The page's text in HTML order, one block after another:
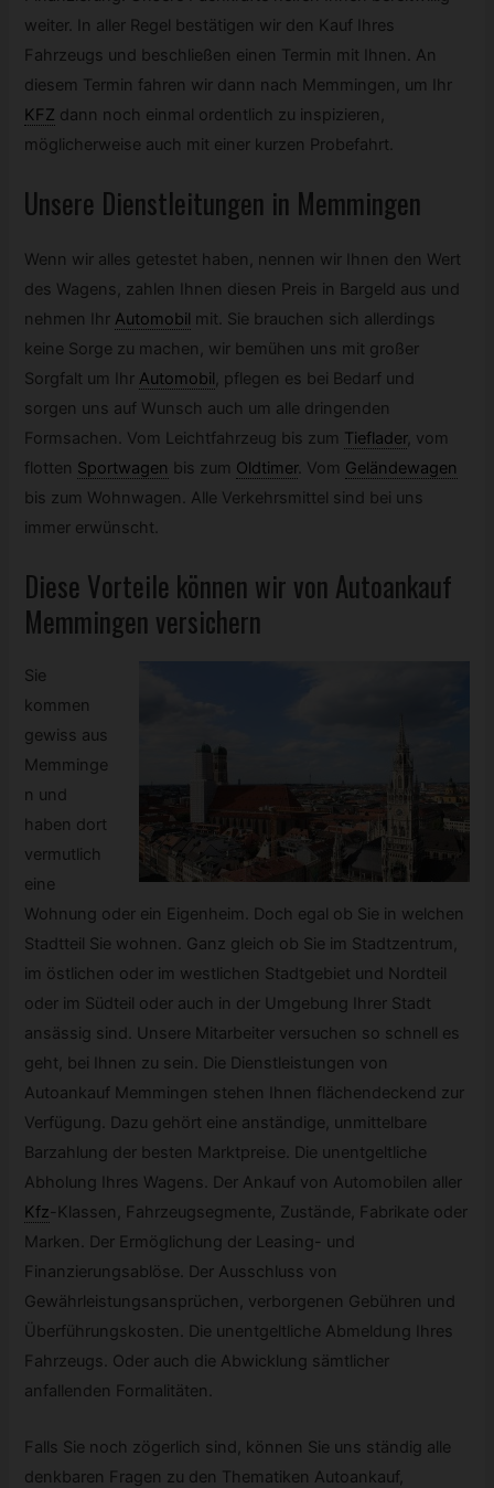
weiter. In aller Regel bestätigen wir den Kauf Ihres
Fahrzeugs und beschließen einen Termin mit Ihnen. An
diesem Termin fahren wir dann nach Memmingen, um Ihr
KFZ dann noch einmal ordentlich zu inspizieren,
möglicherweise auch mit einer kurzen Probefahrt.
Unsere Dienstleitungen in Memmingen
Wenn wir alles getestet haben, nennen wir Ihnen den Wert
des Wagens, zahlen Ihnen diesen Preis in Bargeld aus und
nehmen Ihr Automobil mit. Sie brauchen sich allerdings
keine Sorge zu machen, wir bemühen uns mit großer
Sorgfalt um Ihr Automobil, pflegen es bei Bedarf und
sorgen uns auf Wunsch auch um alle dringenden
Formsachen. Vom Leichtfahrzeug bis zum Tieflader, vom
flotten Sportwagen bis zum Oldtimer. Vom Geländewagen
bis zum Wohnwagen. Alle Verkehrsmittel sind bei uns
immer erwünscht.
Diese Vorteile können wir von Autoankauf
Memmingen versichern
Sie
kommen
gewiss aus
Memminge
n und
haben dort
vermutlich
eine
Wohnung oder ein Eigenheim. Doch egal ob Sie in welchen
Stadtteil Sie wohnen. Ganz gleich ob Sie im Stadtzentrum,
im östlichen oder im westlichen Stadtgebiet und Nordteil
oder im Südteil oder auch in der Umgebung Ihrer Stadt
ansässig sind. Unsere Mitarbeiter versuchen so schnell es
geht, bei Ihnen zu sein. Die Dienstleistungen von
Autoankauf Memmingen stehen Ihnen flächendeckend zur
Verfügung. Dazu gehört eine anständige, unmittelbare
Barzahlung der besten Marktpreise. Die unentgeltliche
Abholung Ihres Wagens. Der Ankauf von Automobilen aller
Kfz- Klassen, Fahrzeugsegmente, Zustände, Fabrikate oder
Marken. Der Ermöglichung der Leasing- und
Finanzierungsablöse. Der Ausschluss von
Gewährleistungsansprüchen, verborgenen Gebühren und
Überführungskosten. Die unentgeltliche Abmeldung Ihres
Fahrzeugs. Oder auch die Abwicklung sämtlicher
anfallenden Formalitäten.
Falls Sie noch zögerlich sind, können Sie uns ständig alle
denkbaren Fragen zu den Thematiken Autoankauf,